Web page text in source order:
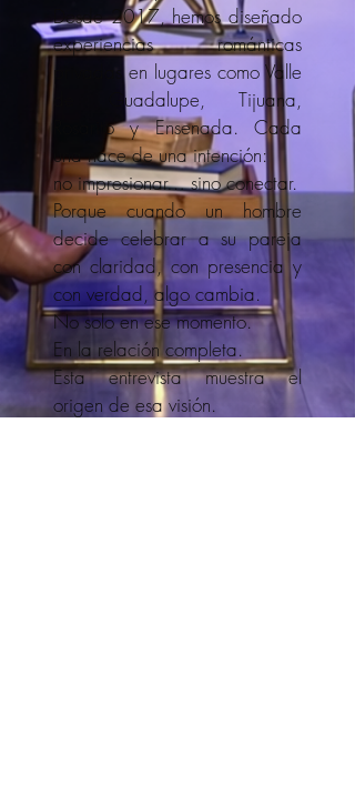
Desde 2017, hemos diseñado
experiencias románticas
privadas en lugares como Valle
de Guadalupe, Tijuana,
Rosarito y Ensenada. Cada
una nace de una intención:
no impresionar… sino conectar.
Porque cuando un hombre
decide celebrar a su pareja
con claridad, con presencia y
con verdad, algo cambia.
No solo en ese momento.
En la relación completa.
Esta entrevista muestra el
origen de esa visión.